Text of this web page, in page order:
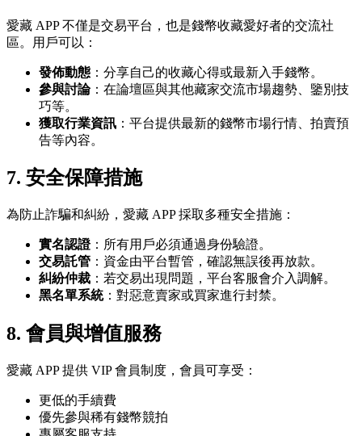
愛藏 APP 不僅是交易平台，也是錢幣收藏愛好者的交流社
區。用戶可以：
發佈動態 ：分享自己的收藏心得或最新入手錢幣。
參與討論：在論壇區與其他藏家交流市場趨勢、鑒別技
巧等。
獲取行業資訊 ：平台提供最新的錢幣市場行情、拍賣預
告等內容。
7. 安全保障措施
為防止詐騙和糾紛，愛藏 APP 採取多種安全措施：
實名認證：所有用戶必須通過身份驗證。
交易託管 ：資金由平台暫管，確認無誤後再放款。
糾紛仲裁 ：若交易出現問題，平台客服會介入調解。
黑名單系統：對惡意賣家或買家進行封禁。
8. 會員與增值服務
愛藏 APP 提供 VIP 會員制度，會員可享受：
更低的手續費
優先參與稀有錢幣競拍